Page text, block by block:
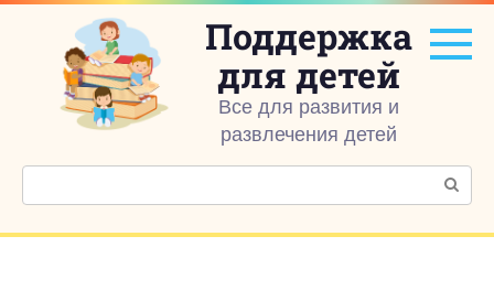
Перейти
контенту
Поддержка
для детей
Все для развития и
развлечения детей
Поиск: